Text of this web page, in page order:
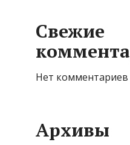
Свежие
Нет комментариев
Архивы